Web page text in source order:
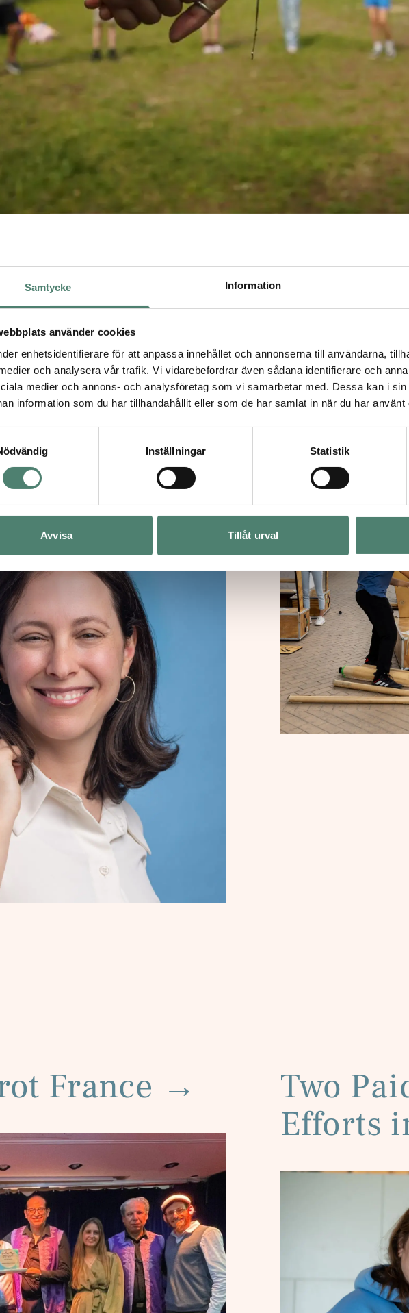
Samtycke Information
använder cookies
enhetsidentifierare för att anpassa innehållet och annonserna till användarna,
och analysera vår trafik. Vi vidarebefordrar även sådana identifierare och
medier och annons- och analysföretag som vi samarbetar med. Dessa kan i
information som du har tillhandahållit eller som de har samlat in när du har använt
Inställningar Statistik
Avvisa Tillåt urval
– Sacred
The
France →
Two
Efforts